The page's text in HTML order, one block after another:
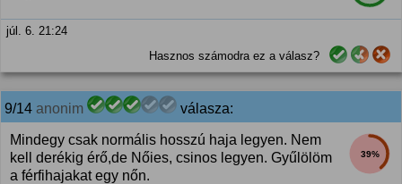
júl. 6. 21:24
Hasznos számodra ez a válasz?
9/14 anonim válasza:
39%
Mindegy csak normális hosszú haja legyen. Nem
kell derékig érő,de Nőies, csinos legyen. Gyűlölöm
a férfihajakat egy nőn.